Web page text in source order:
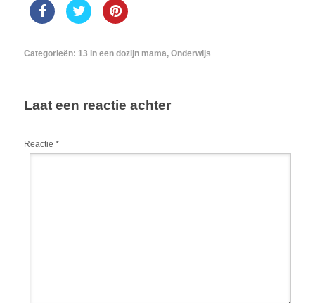
Categorieën: 13 in een dozijn mama, Onderwijs
Laat een reactie achter
Reactie *